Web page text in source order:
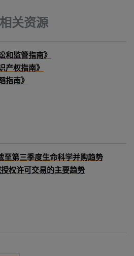
关资源
和监管指南》
产权指南》
指南》
第三季度生命科学并购趋势
权许可交易的主要趋势